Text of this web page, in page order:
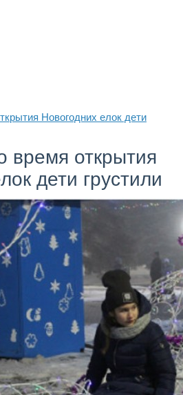
Новогодних елок дети
время открытия
дети грустили